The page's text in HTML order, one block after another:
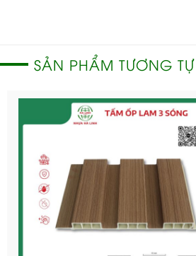
Ốp tường Nano –
OTT67
CHI
TIẾT
SẢN PHẨM TƯƠNG TỰ